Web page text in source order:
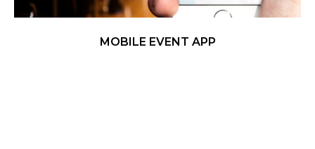
MOBILE EVENT APP